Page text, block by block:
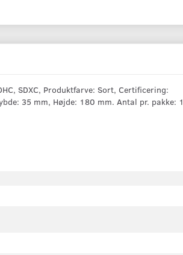
SDXC, Produktfarve: Sort, Certificering:
35 mm, Højde: 180 mm. Antal pr. pakke: 1